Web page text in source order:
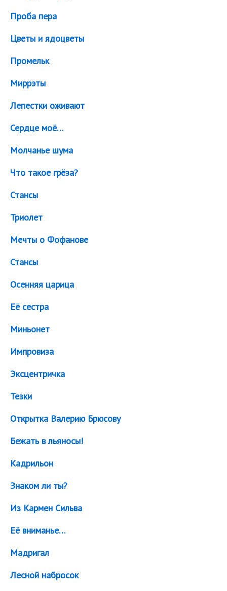
Проба пера
Цветы и ядоцветы
Промельк
Миррэты
Лепестки оживают
Сердце моё…
Молчанье шума
Что такое грёза?
Стансы
Триолет
Мечты о Фофанове
Стансы
Осенняя царица
Её сестра
Миньонет
Импровиза
Эксцентричка
Тезки
Открыткa Валерию Брюсову
Бежать в льяносы!
Кадрильон
Знаком ли ты?
Из Кармен Сильва
Её вниманье…
Мадригал
Лесной набросок